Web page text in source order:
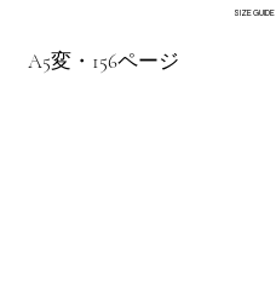
SIZE GUIDE
A5変・156ページ